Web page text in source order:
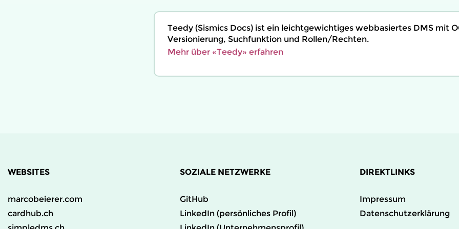
Teedy (Sismics Docs) ist ein leichtgewichtiges webbasiertes DMS mit
Versionierung, Suchfunktion und Rollen/Rechten.
Mehr über «Teedy» erfahren
WEBSITES
marcobeierer.com
cardhub.ch
SOZIALE NETZWERKE
GitHub
LinkedIn (persönliches Profil)
DIREKTLINKS
Impressum
Datenschutzerklärung